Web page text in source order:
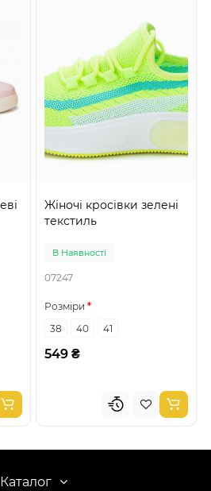
Жіночі кросівки зелені
текстиль
В Наявності
07247
Розміри
38
40 41
549 ₴
Каталог